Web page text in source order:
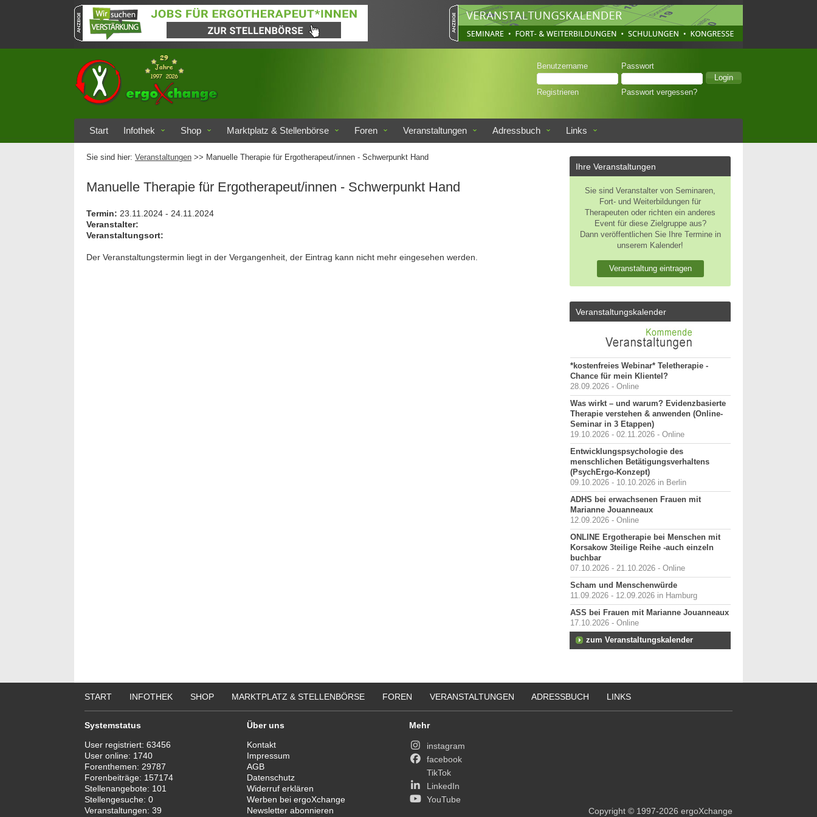
Benutzername Passwort
Registrieren Passwort vergessen?
Start Infothek Shop Marktplatz & Stellenbörse Foren Veranstaltungen Adressbuch Links
Sie sind hier: Veranstaltungen >> Manuelle Therapie für Ergotherapeut/innen - Schwerpunkt Hand
Manuelle Therapie für Ergotherapeut/innen - Schwerpunkt Hand
Termin: 23.11.2024 - 24.11.2024
Veranstalter:
Veranstaltungsort:
Der Veranstaltungstermin liegt in der Vergangenheit, der Eintrag kann nicht mehr eingesehen werden.
Ihre Veranstaltungen
Sie sind Veranstalter von Seminaren,
Fort- und Weiterbildungen für
Therapeuten oder richten ein anderes
Event für diese Zielgruppe aus?
Dann veröffentlichen Sie Ihre Termine in
unserem Kalender!
Veranstaltung eintragen
Veranstaltungskalender
*kostenfreies Webinar* Teletherapie -
Chance für mein Klientel?
28.09.2026 - Online
Was wirkt – und warum? Evidenzbasierte
Therapie verstehen & anwenden (Online-
Seminar in 3 Etappen)
19.10.2026 - 02.11.2026 - Online
Entwicklungspsychologie des
menschlichen Betätigungsverhaltens
(PsychErgo-Konzept)
09.10.2026 - 10.10.2026 in Berlin
ADHS bei erwachsenen Frauen mit
Marianne Jouanneaux
12.09.2026 - Online
ONLINE Ergotherapie bei Menschen mit
Korsakow 3teilige Reihe -auch einzeln
buchbar
07.10.2026 - 21.10.2026 - Online
Scham und Menschenwürde
11.09.2026 - 12.09.2026 in Hamburg
ASS bei Frauen mit Marianne Jouanneaux
17.10.2026 - Online
zum Veranstaltungskalender
START INFOTHEK SHOP MARKTPLATZ & STELLENBÖRSE FOREN VERANSTALTUNGEN ADRESSBUCH LINKS
Systemstatus
User registriert: 63456
User online: 1740
Forenthemen: 29787
Forenbeiträge: 157174
Stellenangebote: 101
Stellengesuche: 0
Veranstaltungen: 39
Über uns
Kontakt
Impressum
AGB
Datenschutz
Widerruf erklären
Werben bei ergoXchange
Newsletter abonnieren
Mehr
instagram
facebook
TikTok
LinkedIn
YouTube
Copyright © 1997-2026 ergoXchange